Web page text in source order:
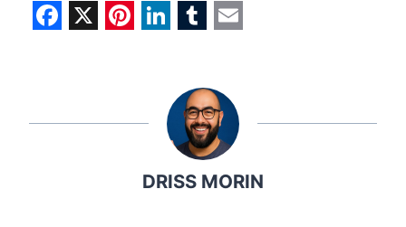
e
t
k
d
m
b
l
r
a
i
l
DRISS MORIN